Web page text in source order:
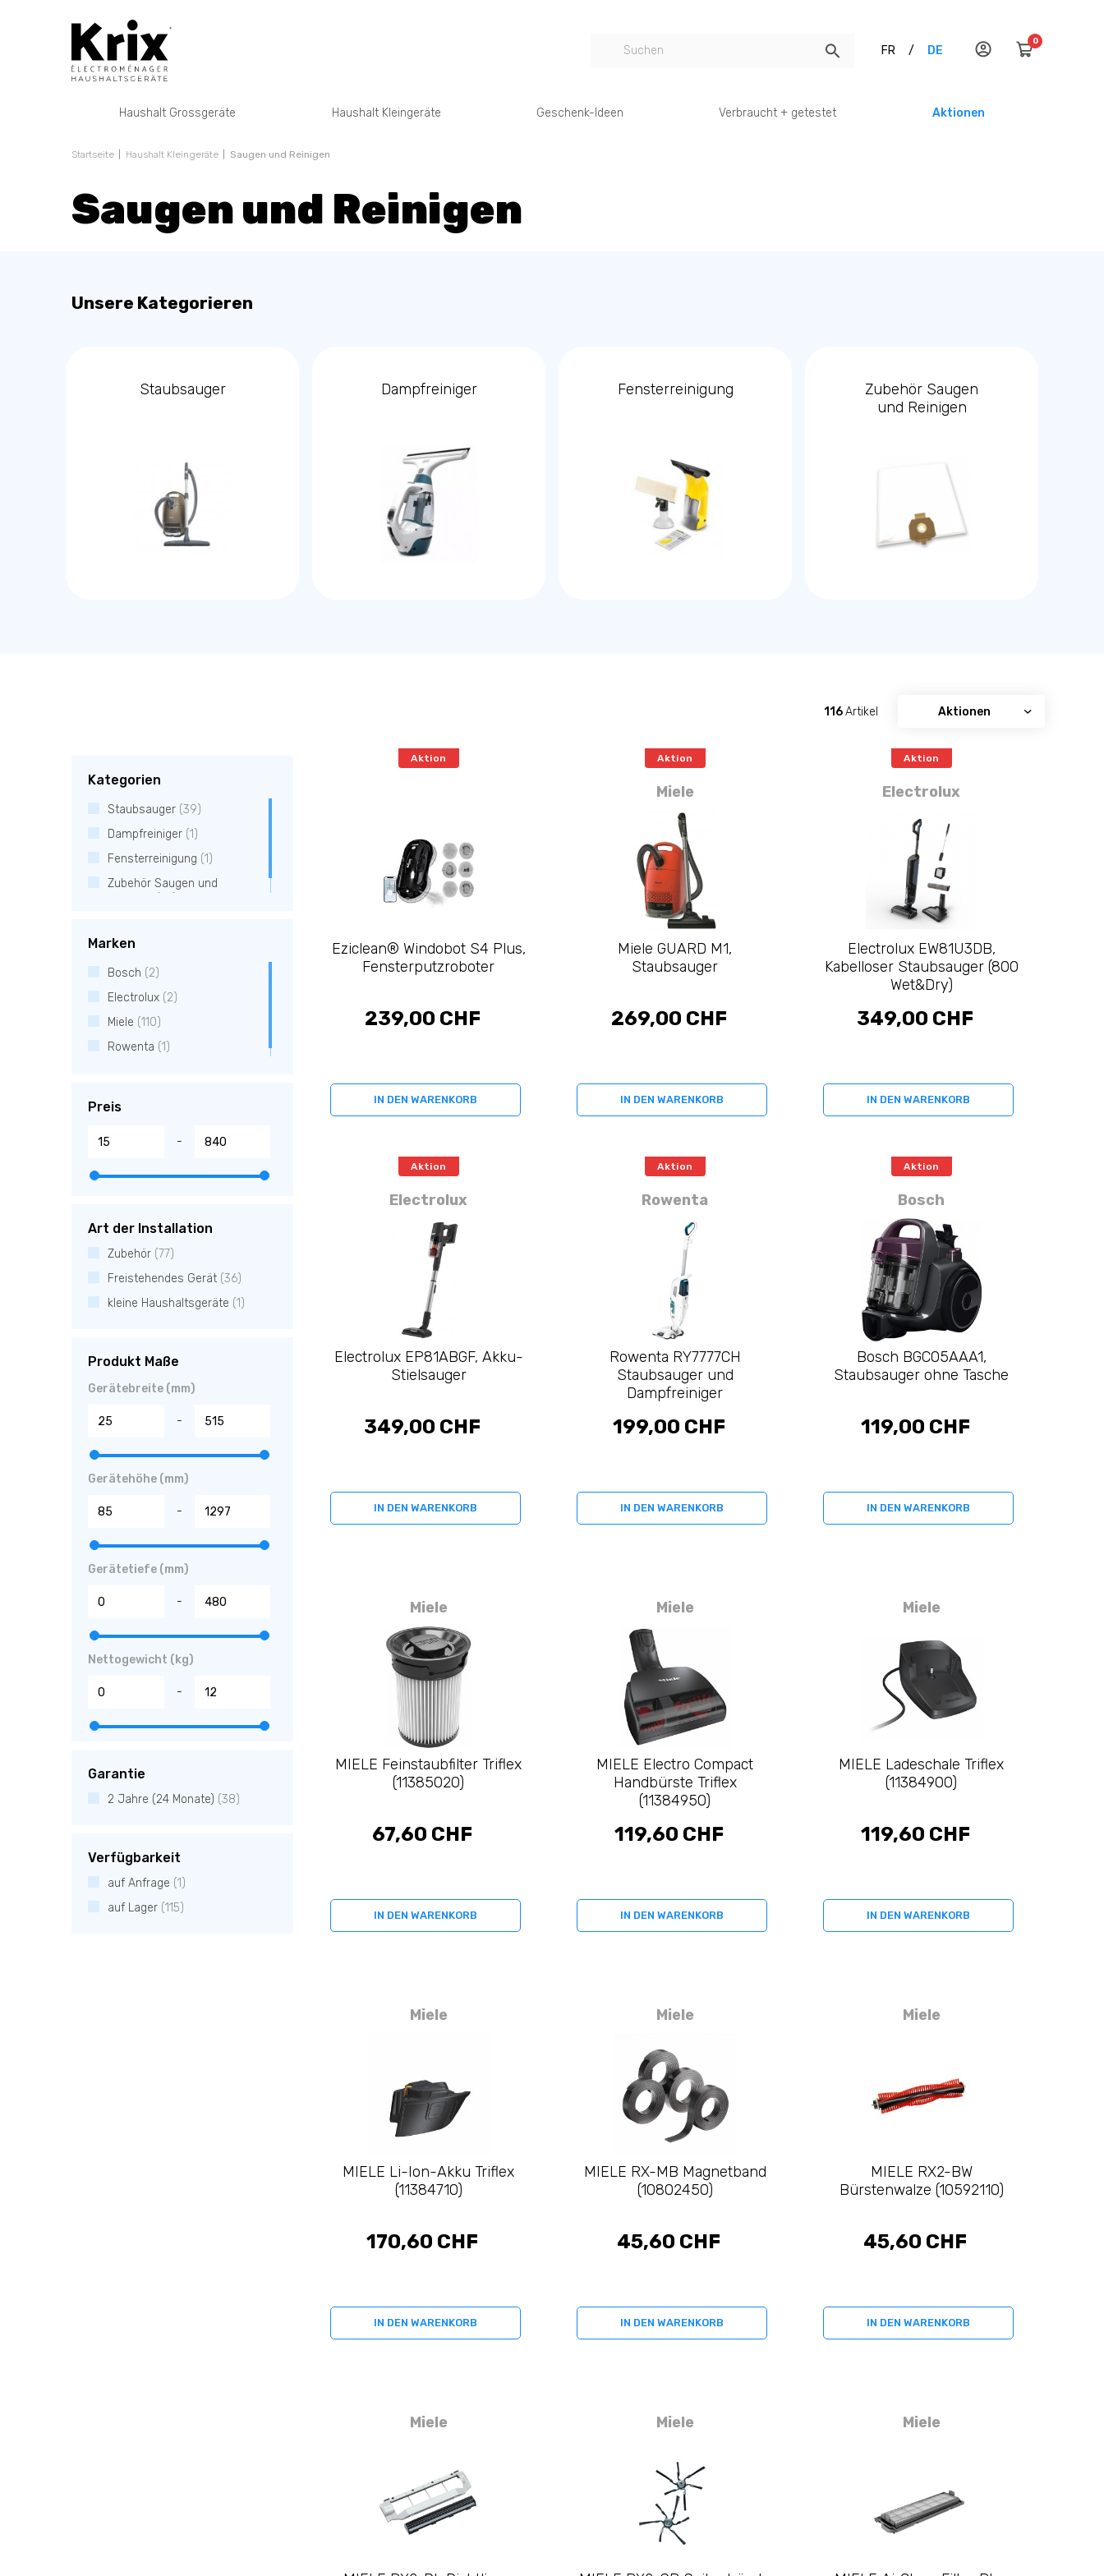
FR / DE
0
Haushalt Grossgeräte Haushalt Kleingeräte Geschenk-Ideen Verbraucht + getestet Aktionen
Startseite Haushalt Kleingeräte Saugen und Reinigen
Saugen und Reinigen
Unsere Kategorieren
Staubsauger Dampfreiniger Fensterreinigung
Zubehör Saugen
und Reinigen
116Artikel
Kategorien
Staubsauger (39)
Dampfreiniger (1)
Fensterreinigung (1)
Zubehör Saugen und
Marken
Bosch (2)
Electrolux (2)
Miele (110)
Rowenta (1)
Preis
-
Art der Installation
Zubehör (77)
Freistehendes Gerät (36)
kleine Haushaltsgeräte (1)
Produkt Maße
Gerätebreite (mm)
-
Gerätehöhe (mm)
-
Gerätetiefe (mm)
-
Nettogewicht (kg)
-
Garantie
2 Jahre (24 Monate) (38)
Verfügbarkeit
auf Anfrage (1)
auf Lager (115)
Aktion
Eziclean® Windobot S4 Plus,
Fensterputzroboter
239,00 CHF
IN DEN WARENKORB
Aktion
Miele
Miele GUARD M1,
Staubsauger
269,00 CHF
IN DEN WARENKORB
Aktion
Electrolux
Electrolux EW81U3DB,
Kabelloser Staubsauger (800
Wet&Dry)
349,00 CHF
IN DEN WARENKORB
Aktion
Electrolux
Electrolux EP81ABGF, Akku-
Stielsauger
349,00 CHF
IN DEN WARENKORB
Aktion
Rowenta
Rowenta RY7777CH
Staubsauger und
Dampfreiniger
199,00 CHF
IN DEN WARENKORB
Aktion
Bosch
Bosch BGC05AAA1,
Staubsauger ohne Tasche
119,00 CHF
IN DEN WARENKORB
Miele
MIELE Feinstaubfilter Triflex
(11385020)
67,60 CHF
IN DEN WARENKORB
Miele
MIELE Electro Compact
Handbürste Triflex
(11384950)
119,60 CHF
IN DEN WARENKORB
Miele
MIELE Ladeschale Triflex
(11384900)
119,60 CHF
IN DEN WARENKORB
Miele
MIELE Li-Ion-Akku Triflex
(11384710)
170,60 CHF
IN DEN WARENKORB
Miele
MIELE RX-MB Magnetband
(10802450)
45,60 CHF
IN DEN WARENKORB
Miele
MIELE RX2-BW
Bürstenwalze (10592110)
45,60 CHF
IN DEN WARENKORB
Miele Miele Miele